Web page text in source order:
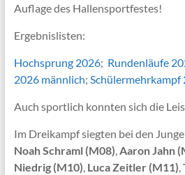
Auflage des Hallensportfestes!
Ergebnislisten:
Hochsprung 2026; Rundenläufe
2026 männlich; Schülermehrkampf
Auch sportlich konnten sich die
Im Dreikampf siegten bei den
Noah Schraml (M08) Aaron Jahn
Niedrig (M10) Luca Zeitler (M11)